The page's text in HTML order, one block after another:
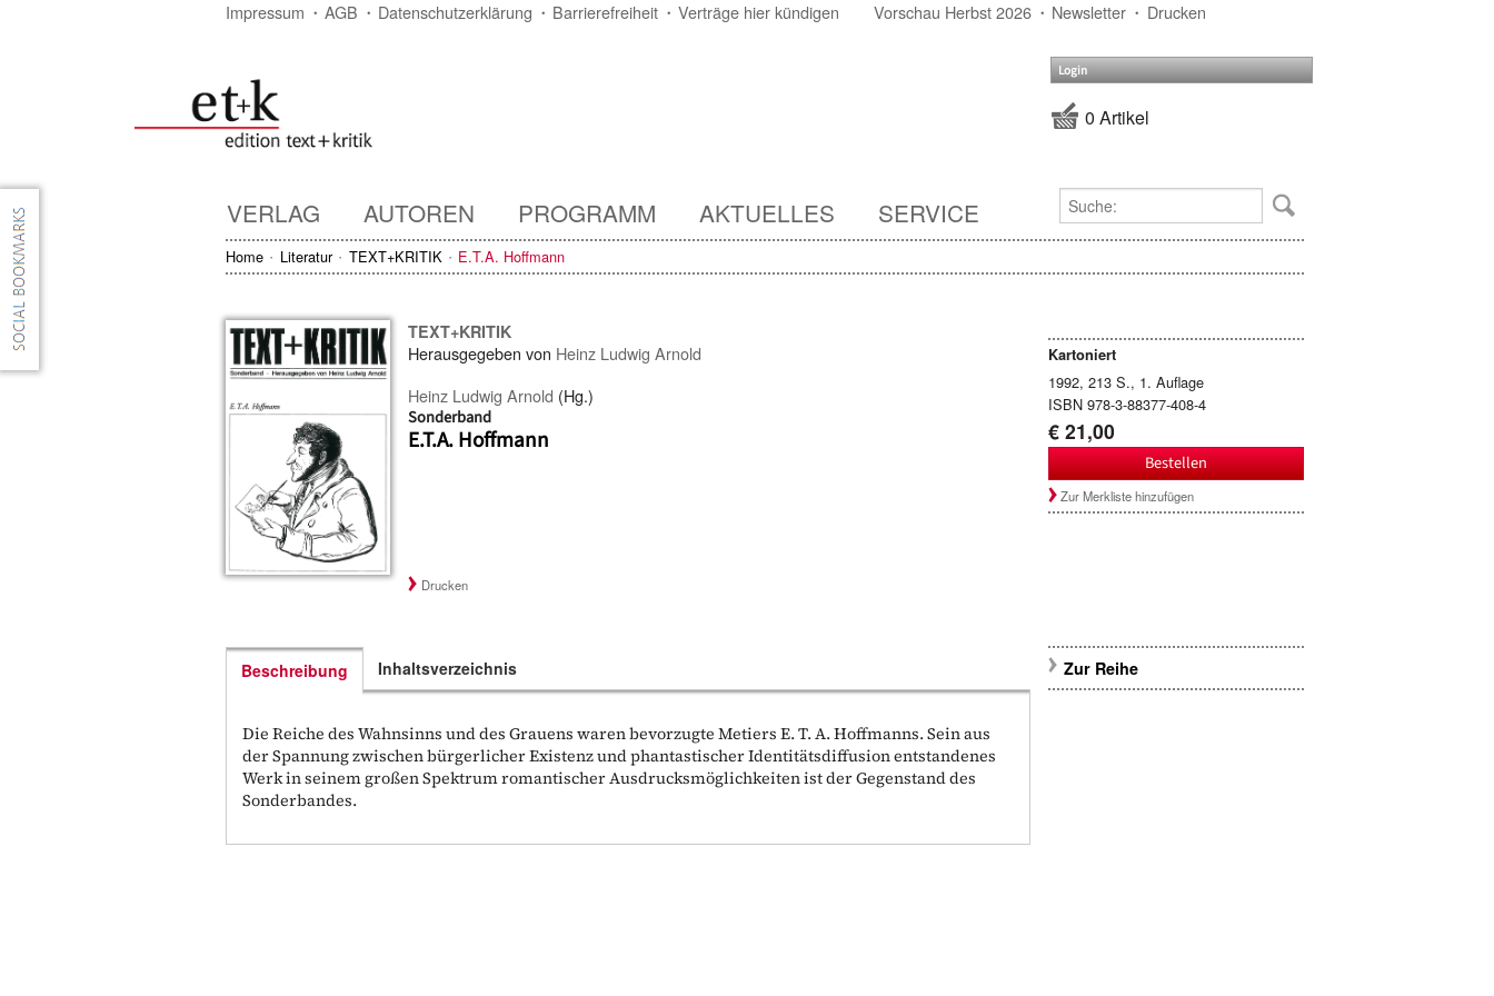
Impressum AGB Datenschutzerklärung Barrierefreiheit Verträge hier kündigen Vorschau Herbst 2026 Newsletter Drucken
Login
0 Artikel
VERLAG AUTOREN PROGRAMM AKTUELLES SERVICE
Home Literatur TEXT+KRITIK E.T.A. Hoffmann
TEXT+KRITIK
Herausgegeben von Heinz Ludwig Arnold
Heinz Ludwig Arnold (Hg.)
Sonderband
E.T.A. Hoffmann
Kartoniert
1992, 213 S., 1. Auflage
ISBN 978-3-88377-408-4
€ 21,00
Bestellen
Zur Merkliste hinzufügen
Drucken
Beschreibung
Die Reiche des Wahnsinns und des Grauens waren bevorzugte Metiers E. T. A. Hoffmanns. Sein aus
der Spannung zwischen bürgerlicher Existenz und phantastischer Identitätsdiffusion entstandenes
Werk in seinem großen Spektrum romantischer Ausdrucksmöglichkeiten ist der Gegenstand des
Sonderbandes.
Inhaltsverzeichnis Zur Reihe